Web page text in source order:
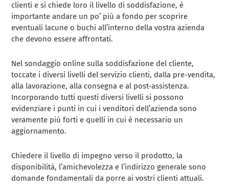
clienti e si chiede loro il livello di soddisfazione, è
importante andare un po’ più a fondo per scoprire
eventuali lacune o buchi all’interno della vostra azienda
che devono essere affrontati.
Nel sondaggio online sulla soddisfazione del cliente,
toccate i diversi livelli del servizio clienti, dalla pre-vendita,
alla lavorazione, alla consegna e al post-assistenza.
Incorporando tutti questi diversi livelli si possono
evidenziare i punti in cui i venditori dell’azienda sono
veramente più forti e quelli in cui è necessario un
aggiornamento.
Chiedere il livello di impegno verso il prodotto, la
disponibilità, l’amichevolezza e l’indirizzo generale sono
domande fondamentali da porre ai vostri clienti attuali.